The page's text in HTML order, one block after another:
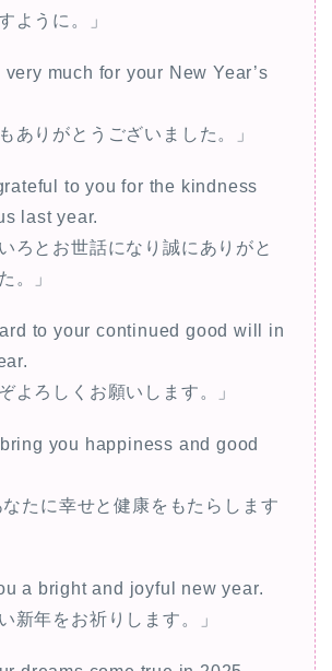
ように。」
much for your New Year’s
ありがとうございました。」
to you for the kindness
last year.
ろとお世話になり誠にありがと
。」
to your continued good will in
よろしくお願いします。」
you happiness and good
なたに幸せと健康をもたらします
a bright and joyful new year.
新年をお祈りします。」